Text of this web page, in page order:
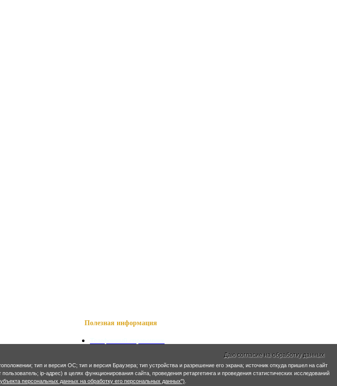
Полезная информация
Осетинский язык
Осетинские имена
Даю согласие на обработку данных
тип и версия ОС; тип и версия Браузера; тип устройства и разрешение его экрана; источник откуда пришел на сайт
ip-адрес) в целях функционирования сайта, проведения ретаргетинга и проведения статистических исследований
персональных данных на обработку его персональных данных")